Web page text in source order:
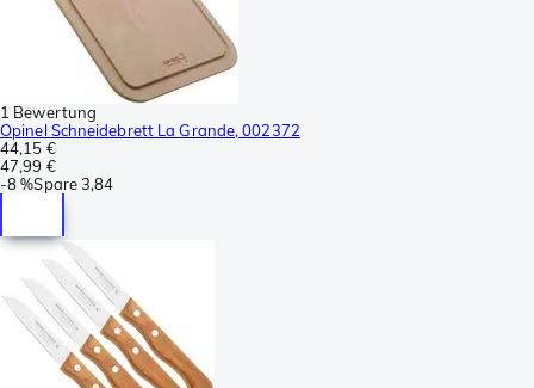
1 Bewertung
Opinel Schneidebrett La Grande, 002372
44,15 €
47,99 €
-8 %Spare3,84